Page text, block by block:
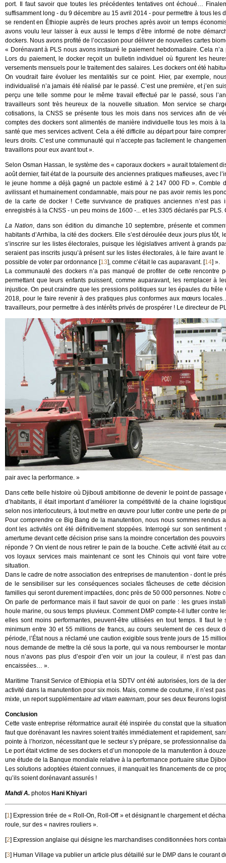
port. Il faut savoir que toutes les précédentes tentatives ont échoué…
suffisamment long - du 9 décembre au 15 avril 2014 - pour permettre à tous les
se rendent en Éthiopie auprès de leurs proches après avoir un temps
avons voulu leur laisser à eux aussi le temps d’être informé de notre
dockers. Nous avons profité de l’occasion pour délivrer de nouvelles cartes
« Dorénavant à PLS nous avons instauré le paiement hebdomadaire. Cela
Lors du paiement, le docker reçoit un bulletin individuel où figurent les
versements mensuels pour le traitement des salaires. Les dockers ont été
On voudrait faire évoluer les mentalités sur ce point. Hier, par exemple,
individualisé n’a jamais été réalisé par le passé. C’est une première, et j’en
perçu une telle somme pour le même travail effectué par le passé, sous
travailleurs sont très heureux de la nouvelle situation. Mon service se
cotisations, la CNSS se présente tous les mois dans nos services afin de
comptes des dockers sont alimentés de manière individuelle tous les mois à
santé que mes services activent. Cela a été difficile au départ pour faire
leurs droits. C’est une communauté qui n’accepte pas facilement le
travaillons pour eux avant tout ».
Selon Osman Hassan, le système des « caporaux dockers » aurait totalement
août dernier, fait état de la poursuite des anciennes pratiques mafieuses, avec
le jeune homme a déjà gagné un pactole estimé à 2 147 000 FD ». Comble
avilissant et humainement condamnable, mais pour ne pas avoir remis les
de la carte de docker ! Cette survivance de pratiques anciennes n’est
enregistrés à la CNSS - un peu moins de 1600 -... et les 3305 déclarés par
La Nation, dans son édition du dimanche 10 septembre, présente et
habitants d’Arrhiba, la cité des dockers. Elle s’est déroulée deux jours plus
s’inscrire sur les listes électorales, puisque les législatives arrivent à grands
seraient pas inscrits jusqu’à présent sur les listes électorales, à le faire avant
possible de voter par ordonnance [13], comme c’était le cas auparavant. [14] ».
La communauté des dockers n’a pas manqué de profiter de cette
permettant que leurs enfants puissent, comme auparavant, les remplacer à
injustice. On peut craindre que les pressions politiques sur les épaules du frêle
2018, pour le faire revenir à des pratiques plus conformes aux mœurs
travailleurs, pour permettre à des intérêts privés de prospérer ! Le directeur de
pair avec la performance. »
Dans cette belle histoire où Djibouti ambitionne de devenir le point de
d’habitants, il était important d’améliorer la compétitivité de la chaine
selon nos interlocuteurs, à tout mettre en œuvre pour lutter contre une perte de
Pour comprendre ce Big Bang de la manutention, nous nous sommes rendus
dont les activités ont été définitivement stoppées. Interrogé sur son
amertume devant cette décision prise sans la moindre concertation des
réponde ? On vient de nous retirer le pain de la bouche. Cette activité était au
vos loyaux services mais maintenant ce sont les Chinois qui vont faire
situation.
Dans le cadre de notre association des entreprises de manutention - dont le
de le sensibiliser sur les conséquences sociales fâcheuses de cette
familles qui seront durement impactées, donc près de 50 000 personnes. Notre
On parle de performance mais il faut savoir de quoi on parle : les grues
houle marine, ou sous temps pluvieux. Comment DMP compte-t-il lutter contre
elles sont moins performantes, peuvent-être utilisées en tout temps. Il faut
minimum entre 30 et 55 millions de francs, au cours seulement de ces deux
période, l’État nous a réclamé une caution exigible sous trente jours de 15
nous demande de mettre la clé sous la porte, qui va nous rembourser le
nous n’avons pas plus d’espoir d’en voir un jour la couleur, il n’est pas
encaissées… ».
Maritime Transit Service of Ethiopia et la SDTV ont été autorisées, lors de la
activité dans la manutention pour six mois. Mais, comme de coutume, il n’est
mixte, un report supplémentaire ad vitam eaternam, pour ses deux fleurons
Conclusion
Cette vaste entreprise réformatrice aurait été inspirée du constat que la
faut que dorénavant les navires soient traités immédiatement et rapidement,
pointe à l’horizon, nécessitant que le secteur s’y prépare, se professionnalise
Le port était victime de ses dockers et d’un monopole de la manutention à
une étude de la Banque mondiale relative à la performance portuaire situe
Les solutions adoptées étaient connues, il manquait les financements de ce
qu’ils soient dorénavant assurés !
Mahdi A. photos Hani Khiyari
[1] Expression tirée de « Roll-On, Roll-Off » et désignant le chargement et
roule, sur des « navires rouliers ».
[2] Expression anglaise qui désigne les marchandises conditionnées hors
[3] Human Village va publier un article plus détaillé sur le DMP dans le courant